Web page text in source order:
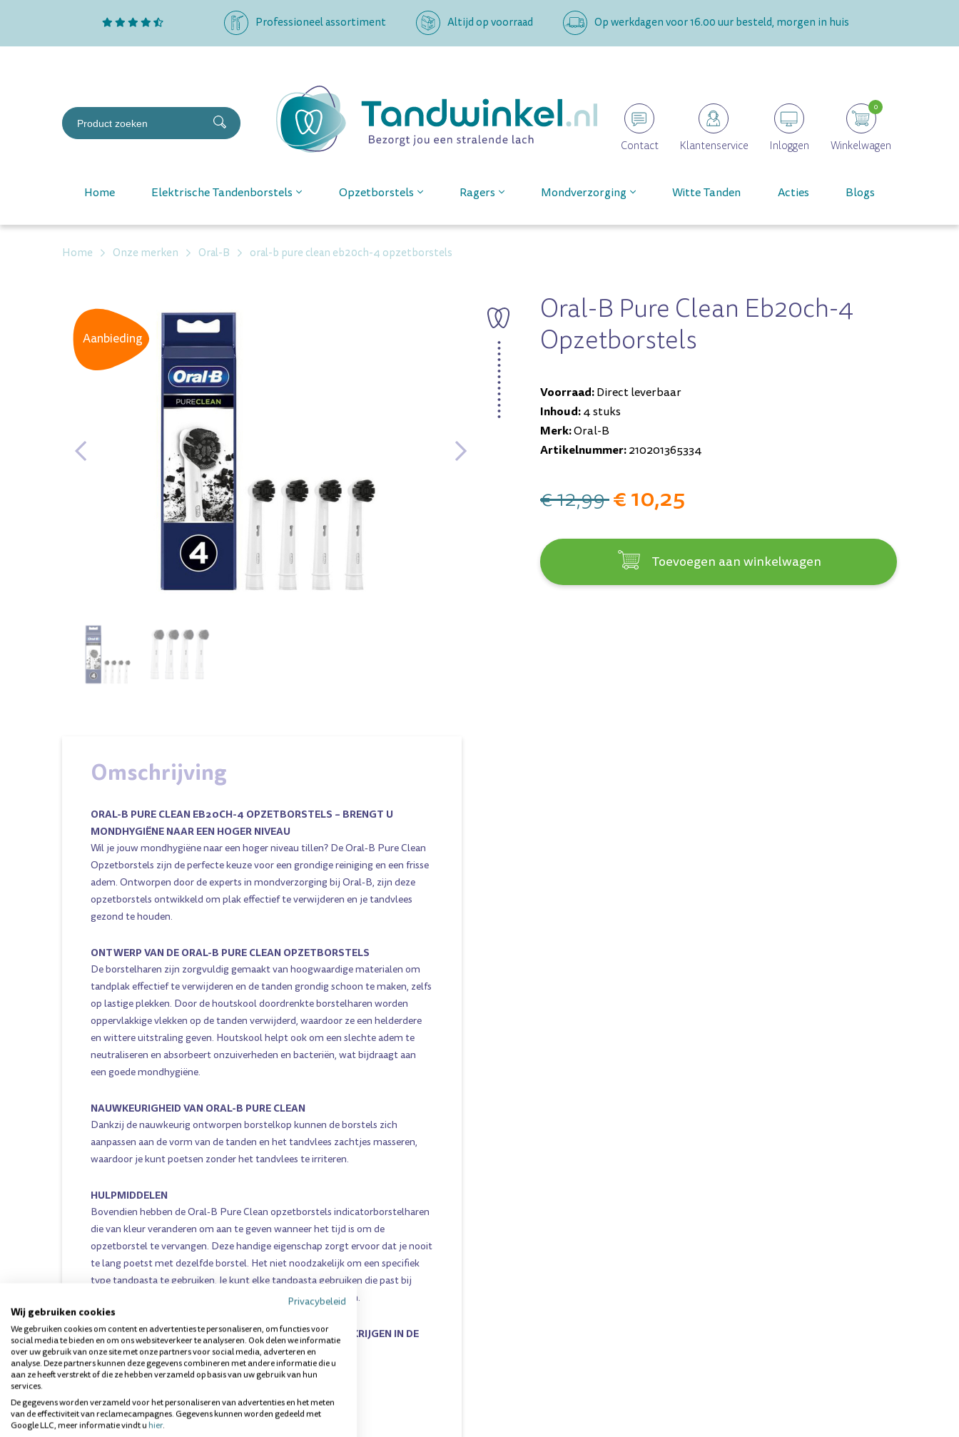
Professioneel assortiment Altijd op voorraad Op werkdagen voor 16.00 uur besteld, morgen in huis
Contact Klantenservice Inloggen Winkelwagen
0
Home Elektrische Tandenborstels Opzetborstels Ragers Mondverzorging Witte Tanden Acties Blogs
Home Onze merken Oral-B oral-b pure clean eb20ch-4 opzetborstels
Aanbieding
Oral-B Pure Clean Eb20ch-4
Opzetborstels
Voorraad:Direct leverbaar
Inhoud:4 stuks
Merk:Oral-B
Artikelnummer:210201365334
€ 12,99€ 10,25
Toevoegen aan winkelwagen
Omschrijving
ORAL-B PURE CLEAN EB20CH-4 OPZETBORSTELS – BRENGT U
MONDHYGIËNE NAAR EEN HOGER NIVEAU
Wil je jouw mondhygiëne naar een hoger niveau tillen? De Oral-B Pure Clean
Opzetborstels zijn de perfecte keuze voor een grondige reiniging en een frisse
adem. Ontworpen door de experts in mondverzorging bij Oral-B, zijn deze
opzetborstels ontwikkeld om plak effectief te verwijderen en je tandvlees
gezond te houden.
ONTWERP VAN DE ORAL-B PURE CLEAN OPZETBORSTELS
De borstelharen zijn zorgvuldig gemaakt van hoogwaardige materialen om
tandplak effectief te verwijderen en de tanden grondig schoon te maken, zelfs
op lastige plekken. Door de houtskool doordrenkte borstelharen worden
oppervlakkige vlekken op de tanden verwijderd, waardoor ze een helderdere
en wittere uitstraling geven. Houtskool helpt ook om een slechte adem te
neutraliseren en absorbeert onzuiverheden en bacteriën, wat bijdraagt aan
een goede mondhygiëne.
NAUWKEURIGHEID VAN ORAL-B PURE CLEAN
Dankzij de nauwkeurig ontworpen borstelkop kunnen de borstels zich
aanpassen aan de vorm van de tanden en het tandvlees zachtjes masseren,
waardoor je kunt poetsen zonder het tandvlees te irriteren.
HULPMIDDELEN
Bovendien hebben de Oral-B Pure Clean opzetborstels indicatorborstelharen
die van kleur veranderen om aan te geven wanneer het tijd is om de
opzetborstel te vervangen. Deze handige eigenschap zorgt ervoor dat je nooit
te lang poetst met dezelfde borstel. Het niet noodzakelijk om een specifiek
type tandpasta te gebruiken. Je kunt elke tandpasta gebruiken die past bij
jouw persoonlijke voorkeuren en mondverzorgingsbehoeften.
DE ORAL-B PURE CLEAN OPZETBORSTELS ZIJN TE VERKRIJGEN IN DE
VOLGENDE HOEVEELHEDEN:
2 stuks
4 stuks
8 stuks
Privacybeleid
Wij gebruiken cookies
We gebruiken cookies om content en advertenties te personaliseren, om functies voor
social media te bieden en om ons websiteverkeer te analyseren. Ook delen we informatie
over uw gebruik van onze site met onze partners voor social media, adverteren en
analyse. Deze partners kunnen deze gegevens combineren met andere informatie die u
aan ze heeft verstrekt of die ze hebben verzameld op basis van uw gebruik van hun
services.
De gegevens worden verzameld voor het personaliseren van advertenties en het meten
van de effectiviteit van reclamecampagnes. Gegevens kunnen worden gedeeld met
Google LLC, meer informatie vindt uhier.